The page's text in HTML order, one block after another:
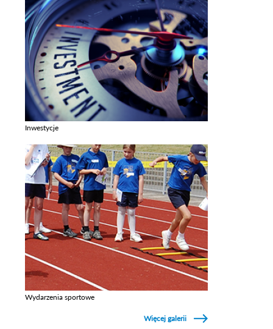
Inwestycje
Wydarzenia sportowe
Więcej galerii